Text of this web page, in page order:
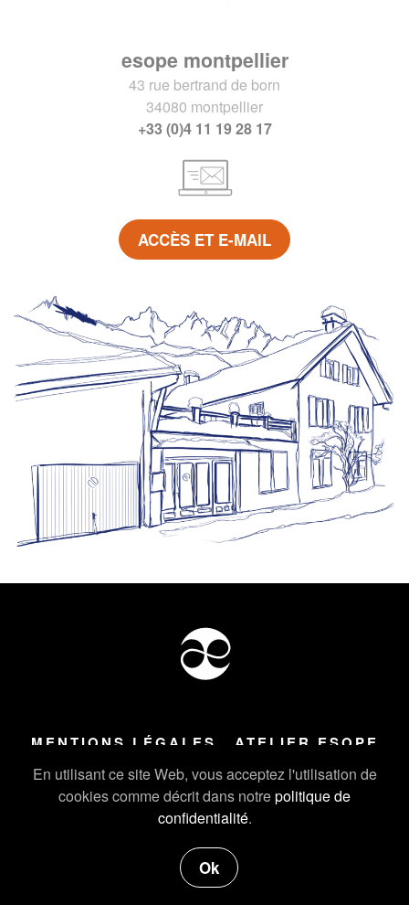
En utilisant ce site Web, vous acceptez l'utilisation de
cookies comme décrit dans notrepolitique de
confidentialité.
Ok
esope montpellier
43 rue bertrand de born
34080 montpellier
+33 (0)4 11 19 28 17
ACCÈS ET E-MAIL
MENTIONS LÉGALES ATELIER ESOPE